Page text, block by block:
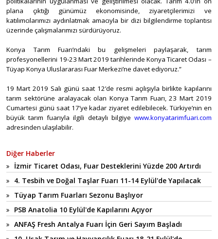
plana çıktığı günümüz ekonomisinde, ziyaretçilerimizi ve
katılımcılarımızı aydınlatmak amacıyla bir dizi bilgilendirme toplantısı
üzerinde çalışmalarımızı sürdürüyoruz.
Konya Tarım Fuarı’ndaki bu gelişmeleri paylaşarak, tarım
profesyonellerini 19-23 Mart 2019 tarihlerinde Konya Ticaret Odası –
Tüyap Konya Uluslararası Fuar Merkezi’ne davet ediyoruz.”
19 Mart 2019 Salı günü saat 12’de resmi açılışıyla birlikte kapılarını
tarım sektörüne aralayacak olan Konya Tarım Fuarı, 23 Mart 2019
Cumartesi günü saat 17’ye kadar ziyaret edilebilecek. Türkiye’nin en
büyük tarım fuarıyla ilgili detaylı bilgiye www.konyatarimfuari.com
adresinden ulaşılabilir.
Diğer Haberler
İzmir Ticaret Odası, Fuar Desteklerini Yüzde 200 Artırdı
4. Tesbih ve Doğal Taşlar Fuarı 11-14 Eylül'de Yapılacak
Tüyap Tarım Fuarları Sezonu Başlıyor
PSB Anatolia 10 Eylül'de Kapılarını Açıyor
ANFAŞ Fresh Antalya Fuarı İçin Geri Sayım Başladı